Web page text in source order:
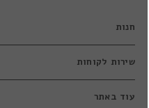
חנות
שירות לקוחות
עוד באתר